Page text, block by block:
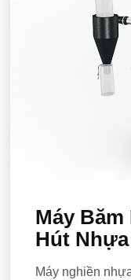
Máy
Hút
Máy nghiền